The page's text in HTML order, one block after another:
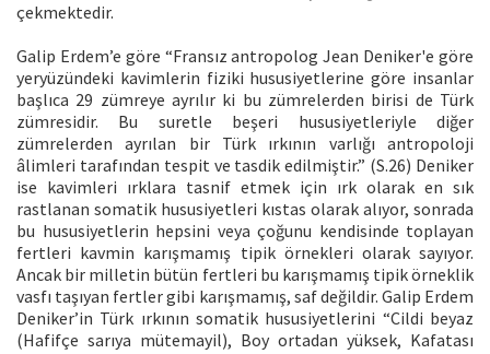
çekmektedir.
Galip Erdem’e göre “Fransız antropolog Jean Deniker'e göre
yeryüzündeki kavimlerin fiziki hususiyetlerine göre insanlar
başlıca 29 zümreye ayrılır ki bu zümrelerden birisi de Türk
zümresidir. Bu suretle beşeri hususiyetleriyle diğer
zümrelerden ayrılan bir Türk ırkının varlığı antropoloji
âlimleri tarafından tespit ve tasdik edilmiştir.” (S.26) Deniker
ise kavimleri ırklara tasnif etmek için ırk olarak en sık
rastlanan somatik hususiyetleri kıstas olarak alıyor, sonrada
bu hususiyetlerin hepsini veya çoğunu kendisinde toplayan
fertleri kavmin karışmamış tipik örnekleri olarak sayıyor.
Ancak bir milletin bütün fertleri bu karışmamış tipik örneklik
vasfı taşıyan fertler gibi karışmamış, saf değildir. Galip Erdem
Deniker’in Türk ırkının somatik hususiyetlerini “Cildi beyaz
(Hafifçe sarıya mütemayil), Boy ortadan yüksek, Kafatası